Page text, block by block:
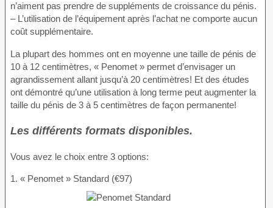
n’aiment pas prendre de suppléments de croissance du pénis.
– L’utilisation de l’équipement après l’achat ne comporte aucun
coût supplémentaire.
La plupart des hommes ont en moyenne une taille de pénis de
10 à 12 centimètres, « Penomet » permet d’envisager un
agrandissement allant jusqu’à 20 centimètres! Et des études
ont démontré qu’une utilisation à long terme peut augmenter la
taille du pénis de 3 à 5 centimètres de façon permanente!
Les différents formats disponibles.
Vous avez le choix entre 3 options:
1. « Penomet » Standard (€97)